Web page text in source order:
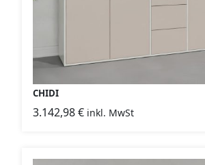
CHIDI
3.142,98€ inkl. MwSt